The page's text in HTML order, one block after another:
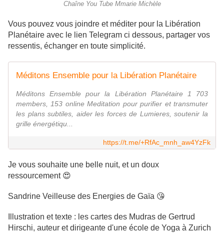
Chaîne You Tube Mmarie Michèle
Vous pouvez vous joindre et méditer pour la Libération
Planétaire avec le lien Telegram ci dessous, partager vos
ressentis, échanger en toute simplicité.
Méditons Ensemble pour la Libération Planétaire
Méditons Ensemble pour la Libération Planétaire 1 703
members, 153 online Meditation pour purifier et transmuter
les plans subtiles, aider les forces de Lumieres, soutenir la
grille énergétiqu...
https://t.me/+RfAc_mnh_aw4YzFk
Je vous souhaite une belle nuit, et un doux
ressourcement 😍
Sandrine Veilleuse des Energies de Gaïa 😘
Illustration et texte : les cartes des Mudras de Gertrud
Hirschi, auteur et dirigeante d'une école de Yoga à Zurich